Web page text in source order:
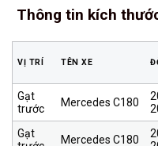
Thông tin kích
VỊ TRÍ TÊN XE
Gạt
trước
Mercedes C180
Gạt
Mercedes C180